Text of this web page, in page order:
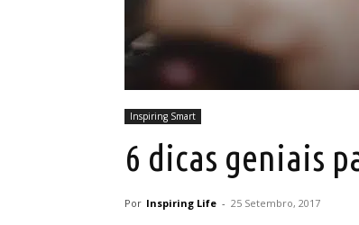
Inspiring Smart
6 dicas geniais
Por Inspiring Life - 25 Setembro, 2017